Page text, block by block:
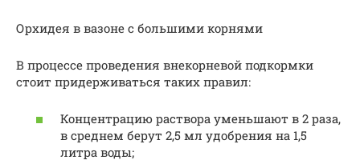
Орхидея в вазоне с большими корнями
В процессе проведения внекорневой подкормки
стоит придерживаться таких правил:
Концентрацию раствора уменьшают в 2 раза,
в среднем берут 2,5 мл удобрения на 1,5
литра воды;